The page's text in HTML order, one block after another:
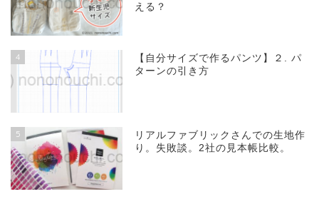
える？
4
【自分サイズで作るパンツ】２. パ
ターンの引き方
5
リアルファブリックさんでの生地作
り。失敗談。2社の見本帳比較。